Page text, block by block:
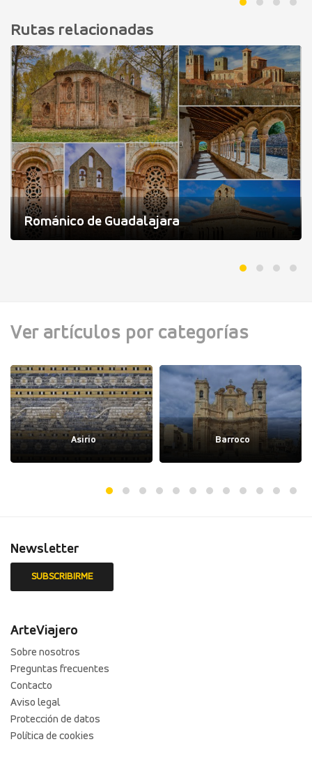
Rutas relacionadas
Románico de Guadalajara
Ver artículos por categorías
Asirio Barroco
Newsletter
ArteViajero
Sobre nosotros
Preguntas frecuentes
Contacto
Aviso legal
Protección de datos
Política de cookies